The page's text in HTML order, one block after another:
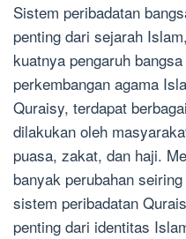
Sistem peribadatan
penting dari sejarah
kuatnya pengaruh
perkembangan agama
Quraisy, terdapat
dilakukan oleh
puasa, zakat, dan haji.
banyak perubahan
sistem peribadatan
penting dari identitas